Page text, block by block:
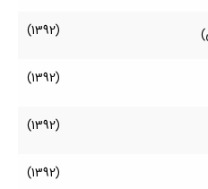
(1392)
(1392)
(1392)
(1392)